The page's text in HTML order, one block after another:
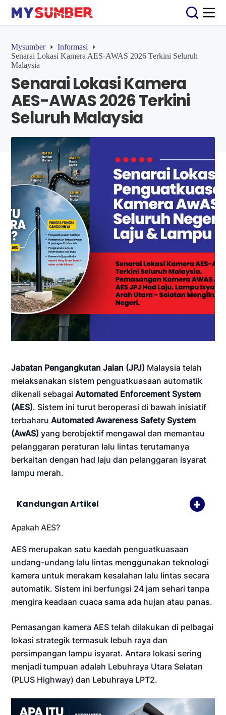
S
k
t
o
c
n
e
t
Mysumber
Informasi
Senarai Lokasi Kamera AES-AWAS 2026 Terkini Seluruh
Malaysia
Senarai Lokasi Kamera
AES-AWAS 2026 Terkini
Seluruh Malaysia
Jabatan Pengangkutan Jalan (JPJ) Malaysia telah
melaksanakan sistem penguatkuasaan automatik
dikenali sebagaiAutomated Enforcement System
(AES). Sistem ini turut beroperasi di bawah inisiatif
terbaharuAutomated Awareness Safety System
(AwAS) yang berobjektif mengawal dan memantau
pelanggaran peraturan lalu lintas terutamanya
berkaitan dengan had laju dan pelanggaran isyarat
lampu merah.
Kandungan Artikel
Apakah AES?
AES merupakan satu kaedah penguatkuasaan
undang-undang lalu lintas menggunakan teknologi
kamera untuk merakam kesalahan lalu lintas secara
automatik. Sistem ini berfungsi 24 jam sehari tanpa
mengira keadaan cuaca sama ada hujan atau panas.
Pemasangan kamera AES telah dilakukan di pelbagai
lokasi strategik termasuk lebuh raya dan
persimpangan lampu isyarat. Antara lokasi sering
menjadi tumpuan adalah Lebuhraya Utara Selatan
(PLUS Highway) dan Lebuhraya LPT2.